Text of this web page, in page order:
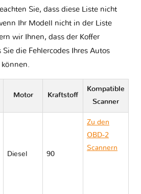
Sie, dass diese Liste nicht
Ihr Modell nicht in der Liste
wir Ihnen, dass der Koffer
die Fehlercodes Ihres Autos
Motor Kraftstoff
Kompatible
Scanner
Diesel 90
Zu den
OBD-2
Scannern